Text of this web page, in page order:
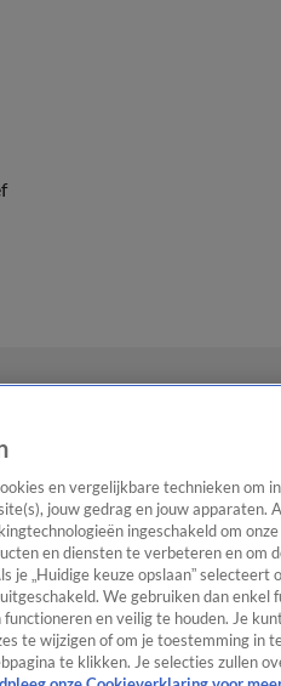
en vergelijkbare technieken om
jouw gedrag en jouw apparaten.
ingeschakeld om
en diensten te verbeteren en om
je „Huidige keuze opslaan” selecteert
We gebruiken dan enkel
en veilig te houden. Je
te wijzigen of om je toestemming in
te klikken. Je selecties zullen